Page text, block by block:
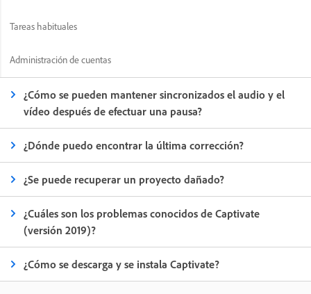
Tareas habituales
Administración de cuentas
¿Cómo se pueden mantener sincronizados el audio y el
vídeo después de efectuar una pausa?
¿Dónde puedo encontrar la última corrección?
¿Se puede recuperar un proyecto dañado?
¿Cuáles son los problemas conocidos de Captivate
(versión 2019)?
¿Cómo se descarga y se instala Captivate?